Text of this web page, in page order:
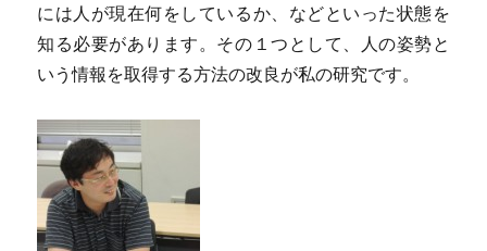
には人が現在何をしているか、などといった状態を
知る必要があります。その１つとして、人の姿勢と
いう情報を取得する方法の改良が私の研究です。